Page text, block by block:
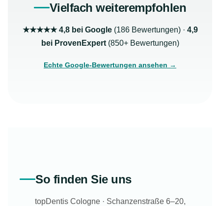
Vielfach weiterempfohlen
★★★★★ 4,8 bei Google(186 Bewertungen) · 4,9
bei ProvenExpert(850+ Bewertungen)
Echte Google-Bewertungen ansehen →
So finden Sie uns
topDentis Cologne · Schanzenstraße 6–20,